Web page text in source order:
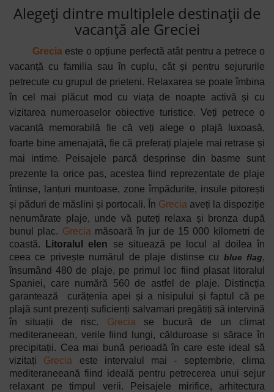
Alegeți dintre multiplele destinații de
vacanță ale Greciei
Grecia este o opțiune perfectă atât pentru a petrece o
vacanță cu familia sau în cuplu, cât și pentru sejururile
petrecute cu grupul de prieteni. Relaxarea se poate îmbina
în cel mai plăcut mod cu viața de noapte activă și cu
vizitarea numeroaselor obiective turistice. Veți petrece o
vacanță memorabilă fie că veți alege o plajă luxoasă,
foarte bine amenajată, fie că preferați plajele mai retrase și
mai intime. Peisajele parcă desprinse din basme sunt
prezente la orice pas, acestea fiind reprezentate de plaje
întinse, lanțuri muntoase, zone împădurite, insule pitorești
și păduri de măslini și portocali. În Grecia aveți la dispoziție
nenumărate plaje, unde vă puteți relaxa și bronza după
bunul plac. Grecia măsoară în jur de 15 000 kilometri de
coastă. Litoralul elen se situează pe locul al doilea în
ceea ce privește numărul de plaje distinse cu blue flag,
însumând 480 de plaje, pe primul loc fiind plasat litoralul
Spaniei, care numără 560 de astfel de plaje. Distincția
garantează curățenia apei și a nisipului și faptul că pe
plajă sunt prezenți suficienți salvamari pregătiți să intervină
în situații de risc.
Grecia se bucură de un climat
mediteraneean, verile fiind lungi, călduroase și sărace în
precipitații. Cea mai bună perioadă în care este ideal să
vizitați Grecia este intervalul mai - septembrie, clima
mediteraneeană fiind ideală pentru petrecerea unui sejur
relaxant pe timpul verii. Peisajele mirifice, arhitectura